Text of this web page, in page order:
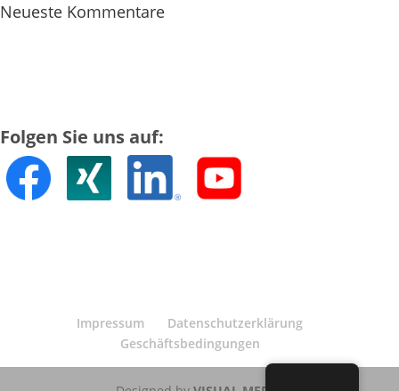
Neueste Kommentare
Folgen Sie uns auf:
Impressum
Datenschutzerklärung
Geschäftsbedingungen